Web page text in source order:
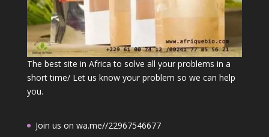
The best site in Africa to solve all your problems in a
short time/ Let us know your problem so we can help
you.
Join us on wa.me//22967546677